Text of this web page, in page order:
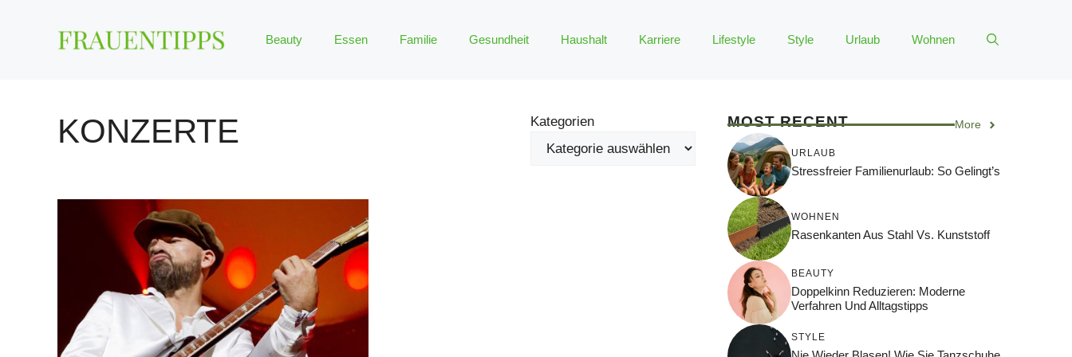
Beauty Essen Familie Gesundheit Haushalt Karriere Lifestyle Style Urlaub Wohnen
KONZERTE Kategorien MOST RECENT More
URLAUB
Stressfreier Familienurlaub: So Gelingt’s
WOHNEN
Rasenkanten Aus Stahl Vs. Kunststoff
BEAUTY
Doppelkinn Reduzieren: Moderne
Verfahren Und Alltagstipps
STYLE